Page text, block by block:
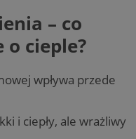
– co
o cieple?
wpływa przede
i ciepły, ale wrażliwy